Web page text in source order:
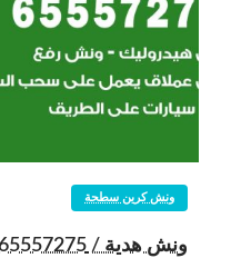
ونش كرين سطحة